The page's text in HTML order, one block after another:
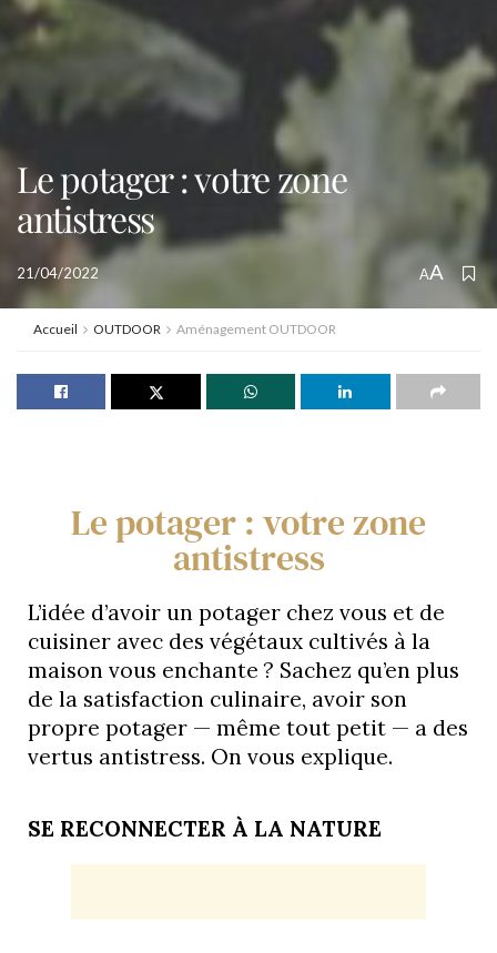
Le potager : votre zone
antistress
21/04/2022 AA
Accueil OUTDOOR Aménagement OUTDOOR
Le potager : votre zone
antistress
L’idée d’avoir un potager chez vous et de
cuisiner avec des végétaux cultivés à la
maison vous enchante ? Sachez qu’en plus
de la satisfaction culinaire, avoir son
propre potager — même tout petit — a des
vertus antistress. On vous explique.
SE RECONNECTER À LA NATURE